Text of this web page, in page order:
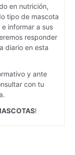
en nutrición,
tipo de mascota
informar a sus
responder
diario en esta
y ante
con tu
!